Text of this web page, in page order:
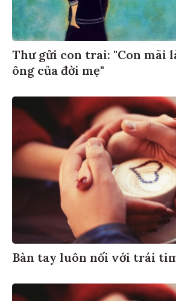
Thư gửi con trai: "Con mãi
ông của đời mẹ"
Bàn tay luôn nối với trái